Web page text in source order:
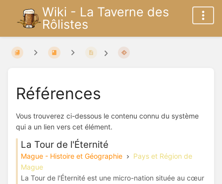
Wiki - La Taverne des
Rôlistes
Références
Vous trouverez ci-dessous le contenu connu du système
qui a un lien vers cet élément.
La Tour de l'Éternité
Mague - Histoire et Géographie
Pays et Région de
Mague
La Tour de l'Éternité est une micro-nation située au cœur